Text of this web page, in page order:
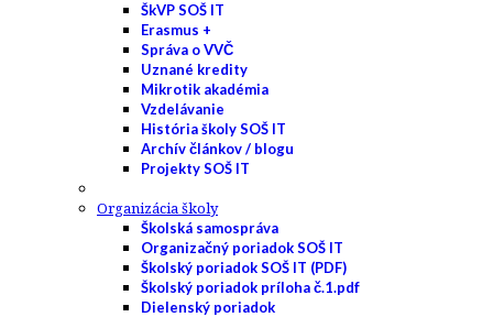
ŠkVP SOŠ IT
Erasmus +
Správa o VVČ
Uznané kredity
Mikrotik akadémia
Vzdelávanie
História školy SOŠ IT
Archív článkov / blogu
Projekty SOŠ IT
Organizácia školy
Školská samospráva
Organizačný poriadok SOŠ IT
Školský poriadok SOŠ IT (PDF)
Školský poriadok príloha č.1.pdf
Dielenský poriadok